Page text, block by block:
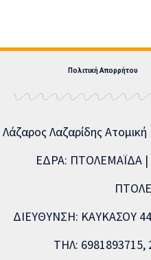
Πολιτική Απορρήτου
Λάζαρος Λαζαρίδης
ΕΔΡΑ: ΠΤΟΛΕΜΑΪΔΑ |
ΔΙΕΥΘΥΝΣΗ: ΚΑΥΚΑΣΟΥ
ΤΗΛ: 6981893715,